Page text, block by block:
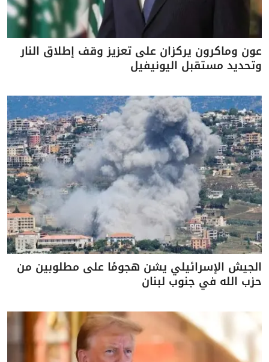
عون وماكرون يركزان على تعزيز وقف إطلاق النار
وتحديد مستقبل اليونيفيل
الجيش الإسرائيلي يشن هجومًا على مطلوبين من
حزب الله في جنوب لبنان